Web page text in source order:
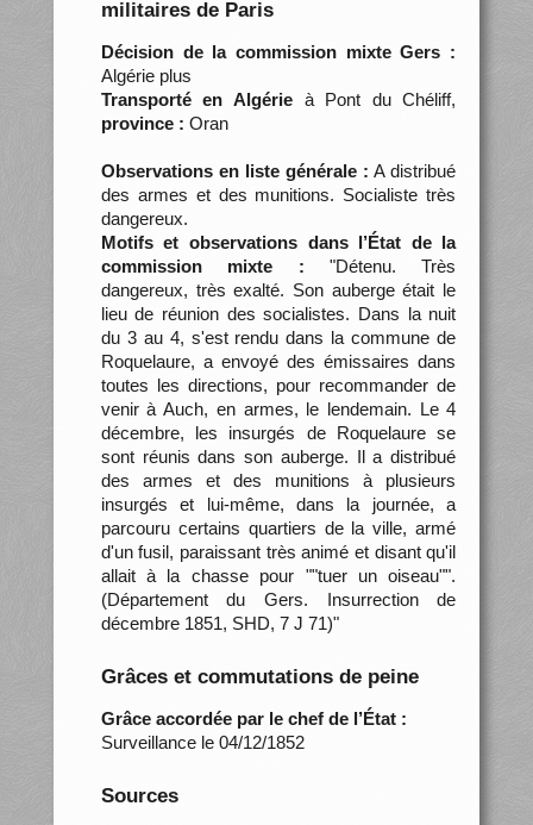
militaires de Paris
Décision de la commission mixte Gers :
Algérie plus
Transporté en Algérieà Pont du Chéliff,
province : Oran
Observations en liste générale : A distribué
des armes et des munitions. Socialiste très
dangereux.
Motifs et observations dans l’État de la
commission mixte : "Détenu. Très
dangereux, très exalté. Son auberge était le
lieu de réunion des socialistes. Dans la nuit
du 3 au 4, s'est rendu dans la commune de
Roquelaure, a envoyé des émissaires dans
toutes les directions, pour recommander de
venir à Auch, en armes, le lendemain. Le 4
décembre, les insurgés de Roquelaure se
sont réunis dans son auberge. Il a distribué
des armes et des munitions à plusieurs
insurgés et lui-même, dans la journée, a
parcouru certains quartiers de la ville, armé
d'un fusil, paraissant très animé et disant qu'il
allait à la chasse pour ""tuer un oiseau"".
(Département du Gers. Insurrection de
décembre 1851, SHD, 7 J 71)"
Grâces et commutations de peine
Grâce accordée par le chef de l’État :
Surveillance le 04/12/1852
Sources